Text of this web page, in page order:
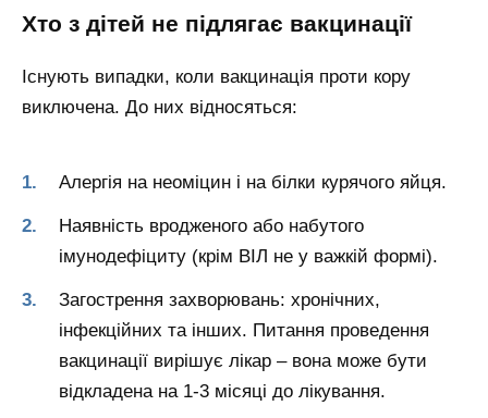
Хто з дітей не підлягає вакцинації
Існують випадки, коли вакцинація проти кору
виключена. До них відносяться:
Алергія на неоміцин і на білки курячого яйця.
Наявність вродженого або набутого
імунодефіциту (крім ВІЛ не у важкій формі).
Загострення захворювань: хронічних,
інфекційних та інших. Питання проведення
вакцинації вирішує лікар – вона може бути
відкладена на 1-3 місяці до лікування.